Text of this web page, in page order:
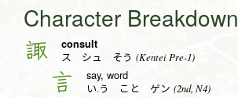
Character Breakdown
諏 consult
ス シュ そう (Kentei Pre-1)
言 say, word
い.う こと ゲン (2nd, N4)